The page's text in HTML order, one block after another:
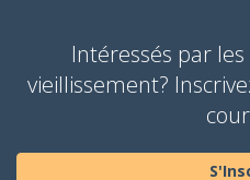
Intéressés par
vieillissement?